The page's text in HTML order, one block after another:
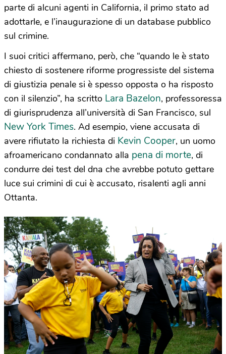
parte di alcuni agenti in California, il primo stato ad
adottarle, e l’inaugurazione di un database pubblico
sul crimine.
I suoi critici affermano, però, che “quando le è stato
chiesto di sostenere riforme progressiste del sistema
di giustizia penale si è spesso opposta o ha risposto
con il silenzio”, ha scritto Lara Bazelon, professoressa
di giurisprudenza all’università di San Francisco, sul
New York Times. Ad esempio, viene accusata di
avere rifiutato la richiesta di Kevin Cooper, un uomo
afroamericano condannato alla pena di morte, di
condurre dei test del dna che avrebbe potuto gettare
luce sui crimini di cui è accusato, risalenti agli anni
Ottanta.